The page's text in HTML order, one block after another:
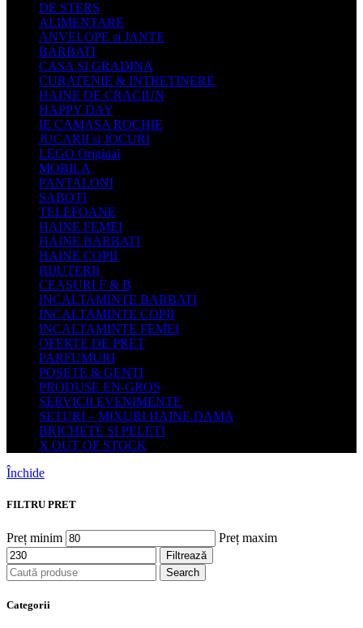
DE STERS
ALIMENTARE
ANVELOPE si JANTE
BARBATI
CASA SI GRADINA
CURATENIE & INTRETINERE
HAINE DE CRACIUN
HAPPY DAY
IE CAMASA ROCHIE
JUCARII si JOCURI
LEGO Original
MOBILA
PANTALONI
SABOTI
TELEFOANE
HAINE FEMEI
HAINE BARBATI
HAINE COPII
BIJUTERII
CEASURI F & B
INCALTAMINTE BARBATI
INCALTAMINTE COPII
INCALTAMINTE FEMEI
OFERTE DE PRET
PARFUMURI
POSETE & GENTI
PRODUSE EN-GROS
SERVICII EVENIMENTE
SETURI – MIXURI HAINE DAMA
BRICHETE SI PELETI
X OUT OF STOCK
Închide
FILTRU PRET
Preț minim Preț maxim
Filtrează
Search
Categorii